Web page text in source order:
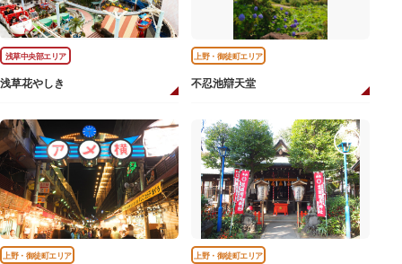
浅草中央部エリア
浅草花やしき
上野・御徒町エリア
不忍池辯天堂
上野・御徒町エリア 上野・御徒町エリア